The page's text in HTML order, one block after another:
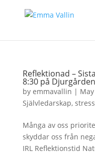
Reflektionad –
8:30 på Djurgården
by emmavallin |
Självledarskap, stress
Många av oss
skyddar oss från
IRL Reflektionstid